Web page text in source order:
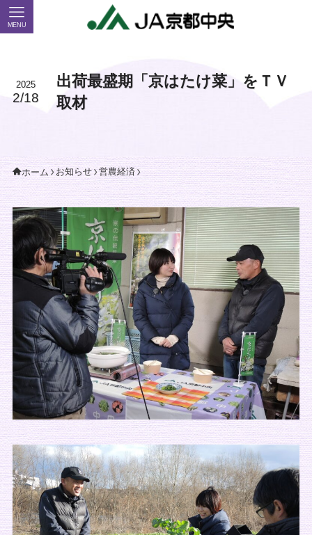
MENU
出荷最盛期「京はたけ菜」をＴＶ
取材
2025
2/18
ホーム お知らせ 営農経済